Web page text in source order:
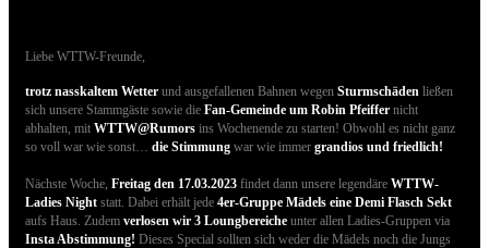
Liebe WTTW-Freunde,
trotz nasskaltem Wetter und ausgefallenen Bahnen wegen Sturmschäden ließen
sich unsere Stammgäste sowie die Fan-Gemeinde um Robin Pfeiffer nicht
abhalten, mit WTTW@Rumors ins Wochenende zu starten! Obwohl es nicht ganz
so voll war wie sonst… die Stimmung war wie immer grandios und friedlich!
Nächste Woche, Freitag den 17.03.2023 findet dann unsere legendäre WTTW-
Ladies Night statt. Dabei erhält jede 4er-Gruppe Mädels eine Demi Flasch Sekt
aufs Haus. Zudem verlosen wir 3 Loungbereiche unter allen Ladies-Gruppen via
Insta Abstimmung! Dieses Special sollten sich weder die Mädels noch die Jungs